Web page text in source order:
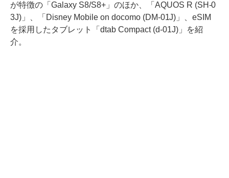
が特徴の「Galaxy S8/S8+」のほか、「AQUOS R (SH-0
3J)」、「Disney Mobile on docomo (DM-01J)」、eSIM
を採用したタブレット「dtab Compact (d-01J)」を紹
介。